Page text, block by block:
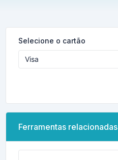
Selecione o cartão
Ferramentas relacionadas